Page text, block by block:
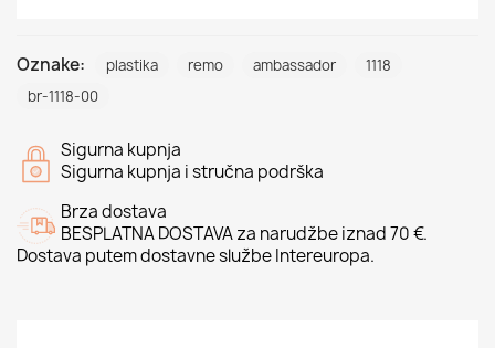
Oznake: plastika remo ambassador
1118
br-1118-00
Sigurna kupnja
Sigurna kupnja i stručna podrška
Brza dostava
BESPLATNA DOSTAVA za narudžbe iznad 70 €.
Dostava putem dostavne službe Intereuropa.